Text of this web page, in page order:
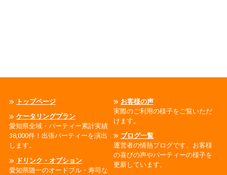
トップページ
ケータリングプラン
愛知県全域・パーティー累計実績
38,000件！出張パーティーを演出
します。
ドリンク・オプション
愛知県随一のオードブル・寿司な
お客様の声
実際のご利用の様子をご覧いただ
けます。
ブログ一覧
運営者の情熱ブログです、お客様
の喜びの声やパーティーの様子を
更新しています。